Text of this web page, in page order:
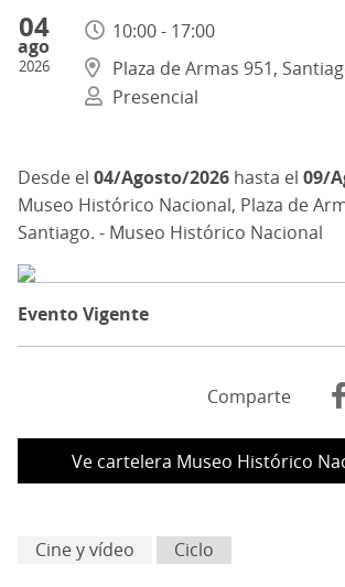
04
ago
2026
10:00 - 17:00
Plaza de Armas 951,
Presencial
04/Agosto/2026 hasta el 09/
Museo Histórico Nacional, Plaza de
Santiago. - Museo Histórico Nacional
Evento Vigente
Comparte
Ve cartelera Museo Histórico
Cine y vídeo Ciclo